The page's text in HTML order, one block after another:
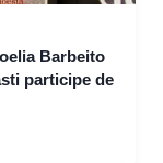
Barbeito
participe de